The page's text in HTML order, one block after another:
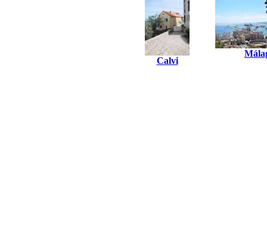
Calvi